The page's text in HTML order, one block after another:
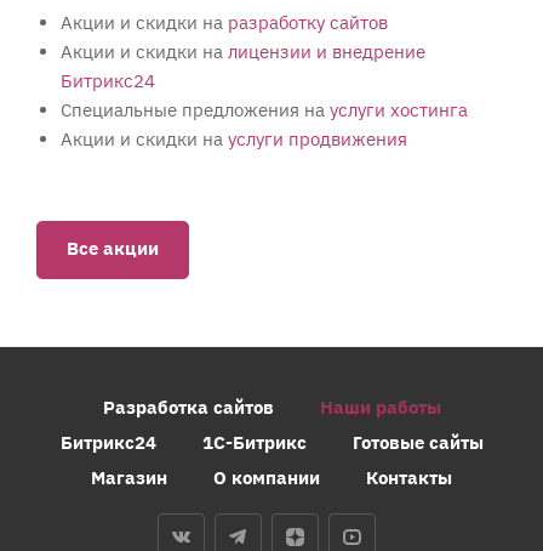
Акции и скидки на разработку сайтов
Акции и скидки на лицензии и внедрение
Битрикс24
Специальные предложения на услуги хостинга
Акции и скидки на услуги продвижения
Все акции
Разработка сайтов
Наши работы
Битрикс24
1С-Битрикс
Готовые сайты
Магазин
О компании Контакты